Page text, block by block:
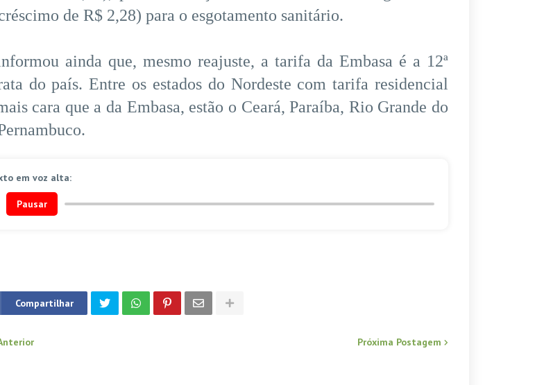
de R$ 2,28) para o esgotamento sanitário.
ainda que, mesmo reajuste, a tarifa da Embasa é a 12ª
do país. Entre os estados do Nordeste com tarifa residencial
cara que a da Embasa, estão o Ceará, Paraíba, Rio Grande do
em voz alta:
Pausar
Compartilhar
Próxima Postagem